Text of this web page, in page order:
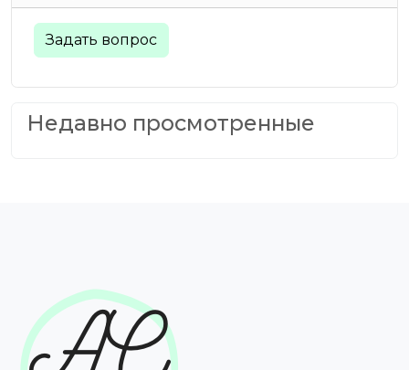
Задать вопрос
Недавно просмотренные